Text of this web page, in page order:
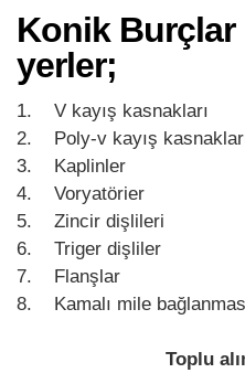
Konik Burçlar
yerler;
1. V kayış kasnakları
2. Poly-v kayış
3. Kaplinler
4. Voryatörier
5. Zincir dişlileri
6. Triger dişliler
7. Flanşlar
8. Kamalı mile
Toplu alım için